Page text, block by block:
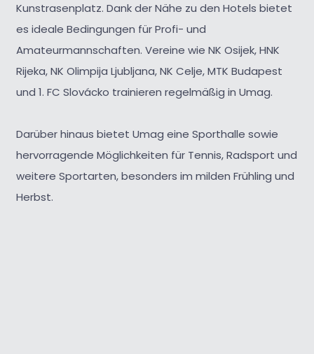
Kunstrasenplatz. Dank der Nähe zu den Hotels bietet
es ideale Bedingungen für Profi- und
Amateurmannschaften. Vereine wie NK Osijek, HNK
Rijeka, NK Olimpija Ljubljana, NK Celje, MTK Budapest
und 1. FC Slovácko trainieren regelmäßig in Umag.
Darüber hinaus bietet Umag eine Sporthalle sowie
hervorragende Möglichkeiten für Tennis, Radsport und
weitere Sportarten, besonders im milden Frühling und
Herbst.